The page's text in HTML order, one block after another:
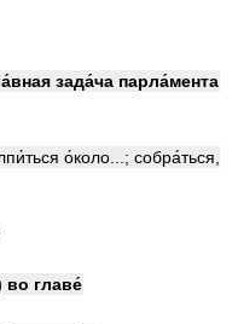
зада́ча парла́мента
о́коло...; собра́ться,
во главе́